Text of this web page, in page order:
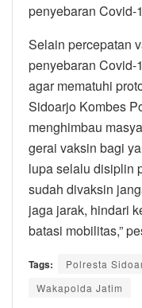
penyebaran Covid-
Selain percepatan
penyebaran Covid-
agar mematuhi
Sidoarjo Kombes
menghimbau
gerai vaksin bagi
lupa selalu disiplin
sudah divaksin
jaga jarak, hindari
batasi mobilitas,”
Tags: Polresta
Wakapolda Jatim